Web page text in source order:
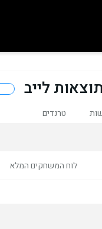
לייב
טרנדים
לוח המשחקים המלא